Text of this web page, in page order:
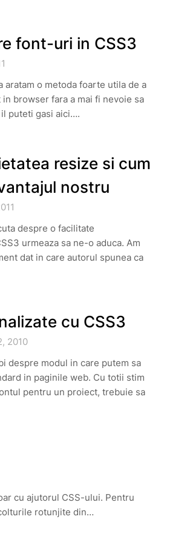
font-uri in CSS3
aratam o metoda foarte utila de a
browser fara a mai fi nevoie sa
puteti gasi aici….
resize si cum
nostru
despre o facilitate
urmeaza sa ne-o aduca. Am
dat in care autorul spunea ca
cu CSS3
2010
despre modul in care putem sa
in paginile web. Cu totii stim
pentru un proiect, trebuie sa
cu ajutorul CSS-ului. Pentru
rotunjite din…